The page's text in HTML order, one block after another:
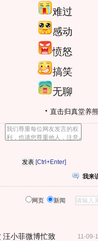
难过
感动
愤怒
搞笑
无聊
直击归真堂养
[Ctrl+Enter]
我来
网页 新闻
11-09-
汪小菲微博忙致